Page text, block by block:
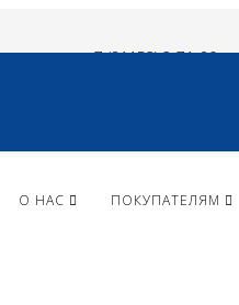
+ 7 (81153) 3-71-20
О НАС ПОКУПАТЕЛЯМ